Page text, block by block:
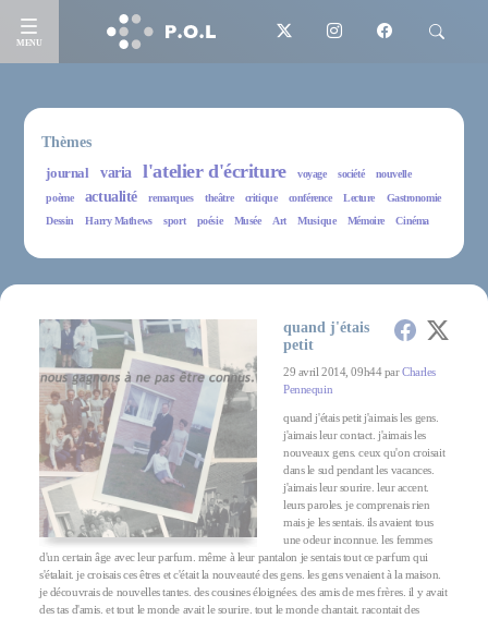
MENU
Thèmes
journal
varia l'atelier d'écriture voyage société
nouvelle
poème
actualité remarques theâtre critique conférence Lecture
Gastronomie
Dessin
Harry Mathews sport poésie Musée Art Musique Mémoire Cinéma
quand j'étais
petit
29 avril 2014, 09h44 parCharles
Pennequin
quand j'étais petit j'aimais les gens.
j'aimais leur contact. j'aimais les
nouveaux gens. ceux qu'on croisait
dans le sud pendant les vacances.
j'aimais leur sourire. leur accent.
leurs paroles. je comprenais rien
mais je les sentais. ils avaient tous
une odeur inconnue. les femmes
d'un certain âge avec leur parfum. même à leur pantalon je sentais tout ce parfum qui
s'étalait. je croisais ces êtres et c'était la nouveauté des gens. les gens venaient à la maison.
je découvrais de nouvelles tantes. des cousines éloignées. des amis de mes frères. il y avait
des tas d'amis. et tout le monde avait le sourire. tout le monde chantait. racontait des